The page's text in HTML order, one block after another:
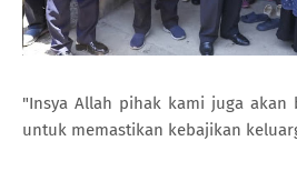
"Insya Allah pihak kami juga akan
untuk memastikan kebajikan